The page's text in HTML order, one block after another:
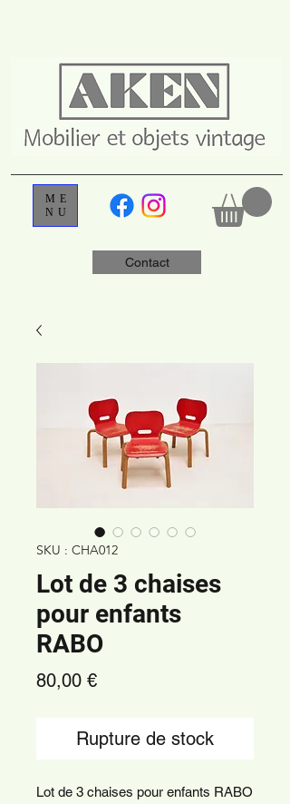
Contact
ME
NU
SKU : CHA012
Lot de 3 chaises
pour enfants
RABO
80,00 €Prix
Rupture de stock
Lot de 3 chaises pour enfants RABO